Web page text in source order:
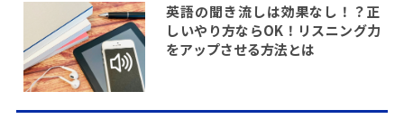
英語の聞き流しは効果なし！？正
しいやり方ならOK！リスニング力
をアップさせる方法とは